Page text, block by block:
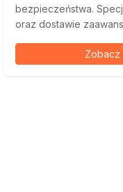
bezpieczeństwa.
oraz dostawie
Zobacz